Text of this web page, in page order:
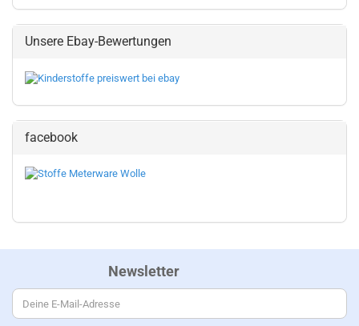
Unsere Ebay-Bewertungen
facebook
Newsletter